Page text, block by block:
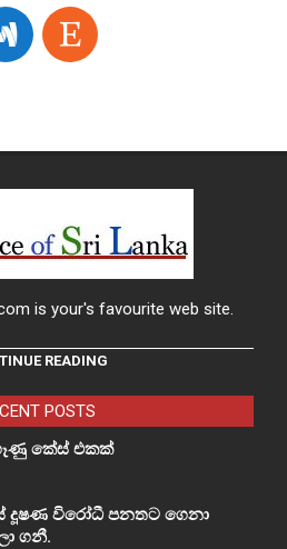
is your's favourite web site.
READING
POSTS
කේස් එකක්
දූෂණ විරෝධී පනතට ගෙනා
ගනී.